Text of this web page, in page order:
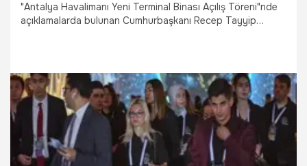
"Antalya Havalimanı Yeni Terminal Binası Açılış Töreni"nde
açıklamalarda bulunan Cumhurbaşkanı Recep Tayyip
12.04.2025 Gündem